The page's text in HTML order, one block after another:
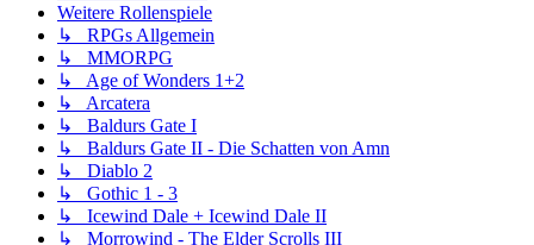
Weitere Rollenspiele
↳ RPGs Allgemein
↳ MMORPG
↳ Age of Wonders 1+2
↳ Arcatera
↳ Baldurs Gate I
↳ Baldurs Gate II - Die Schatten von Amn
↳ Diablo 2
↳ Gothic 1 - 3
↳ Icewind Dale + Icewind Dale II
↳ Morrowind - The Elder Scrolls III